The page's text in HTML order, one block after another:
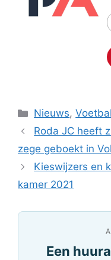
Categorieën
Nieuws,Voetbal
Roda JC heeft
zege geboekt in
Kieswijzers en
kamer 2021
Een